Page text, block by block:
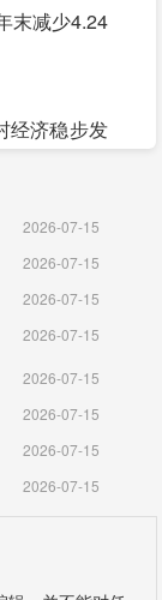
末减少4.24
经济稳步发
降3.88%;
2026-07-15
2026-07-15
2026-07-15
2026-07-15
2026-07-15
2026-07-15
2026-07-15
2026-07-15